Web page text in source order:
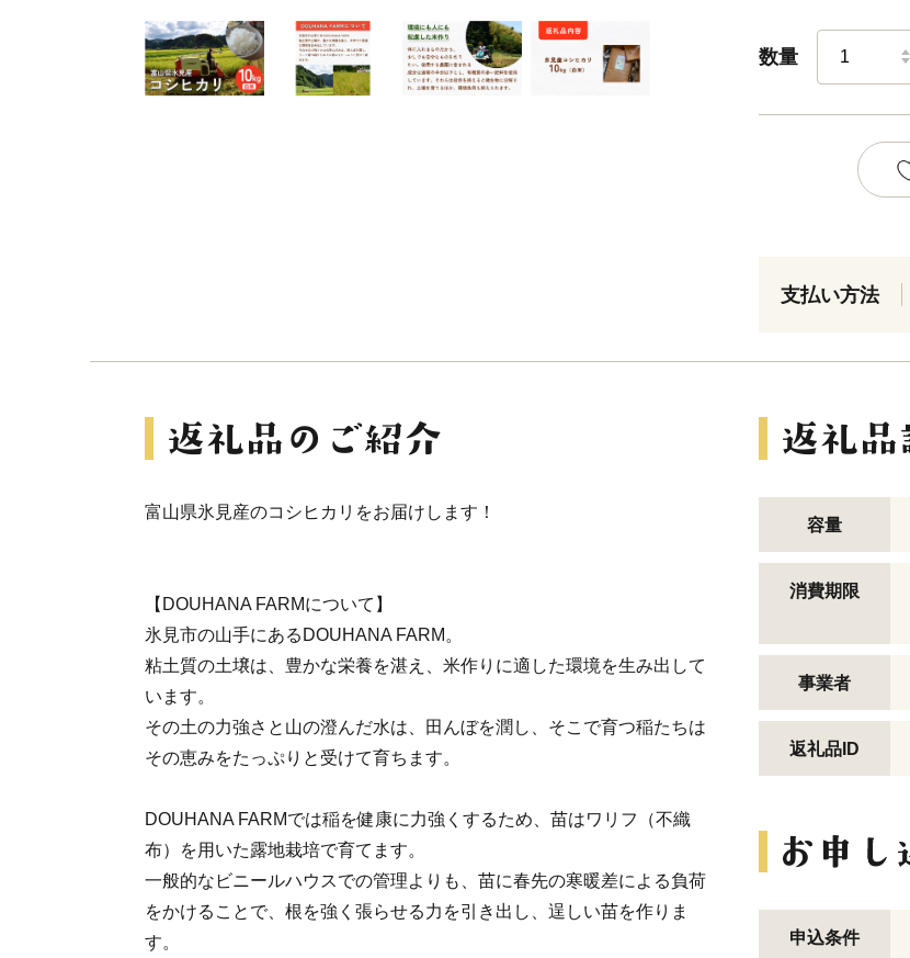
数量
支払い方法
富山県氷見産のコシヒカリをお届けします！
【DOUHANA FARMについて】
氷見市の山手にあるDOUHANA FARM。
粘土質の土壌は、豊かな栄養を湛え、米作りに適した環境を生み出して
います。
その土の力強さと山の澄んだ水は、田んぼを潤し、そこで育つ稲たちは
その恵みをたっぷりと受けて育ちます。
DOUHANA FARMでは稲を健康に力強くするため、苗はワリフ（不織
布）を用いた露地栽培で育てます。
一般的なビニールハウスでの管理よりも、苗に春先の寒暖差による負荷
をかけることで、根を強く張らせる力を引き出し、逞しい苗を作りま
す。
容量
消費期限
事業者
返礼品ID
申込条件